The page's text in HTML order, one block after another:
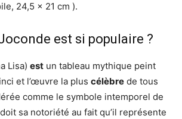
24,5 × 21 cm ).
est si populaire ?
Lisa) est un tableau mythique peint
et l’œuvre la plus célèbre de tous
comme le symbole intemporel de
sa notoriété au fait qu’il représente